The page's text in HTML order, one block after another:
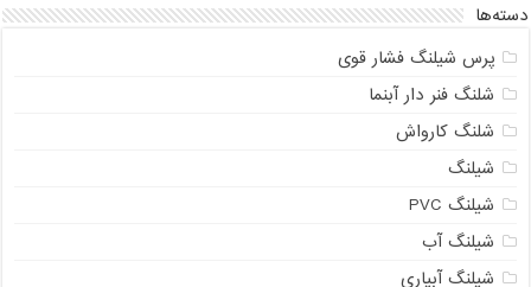
دسته‌ها
پرس شیلنگ فشار قوی
شلنگ فنر دار آبنما
شلنگ کارواش
شیلنگ
شیلنگ PVC
شیلنگ آب
شیلنگ آبیاری